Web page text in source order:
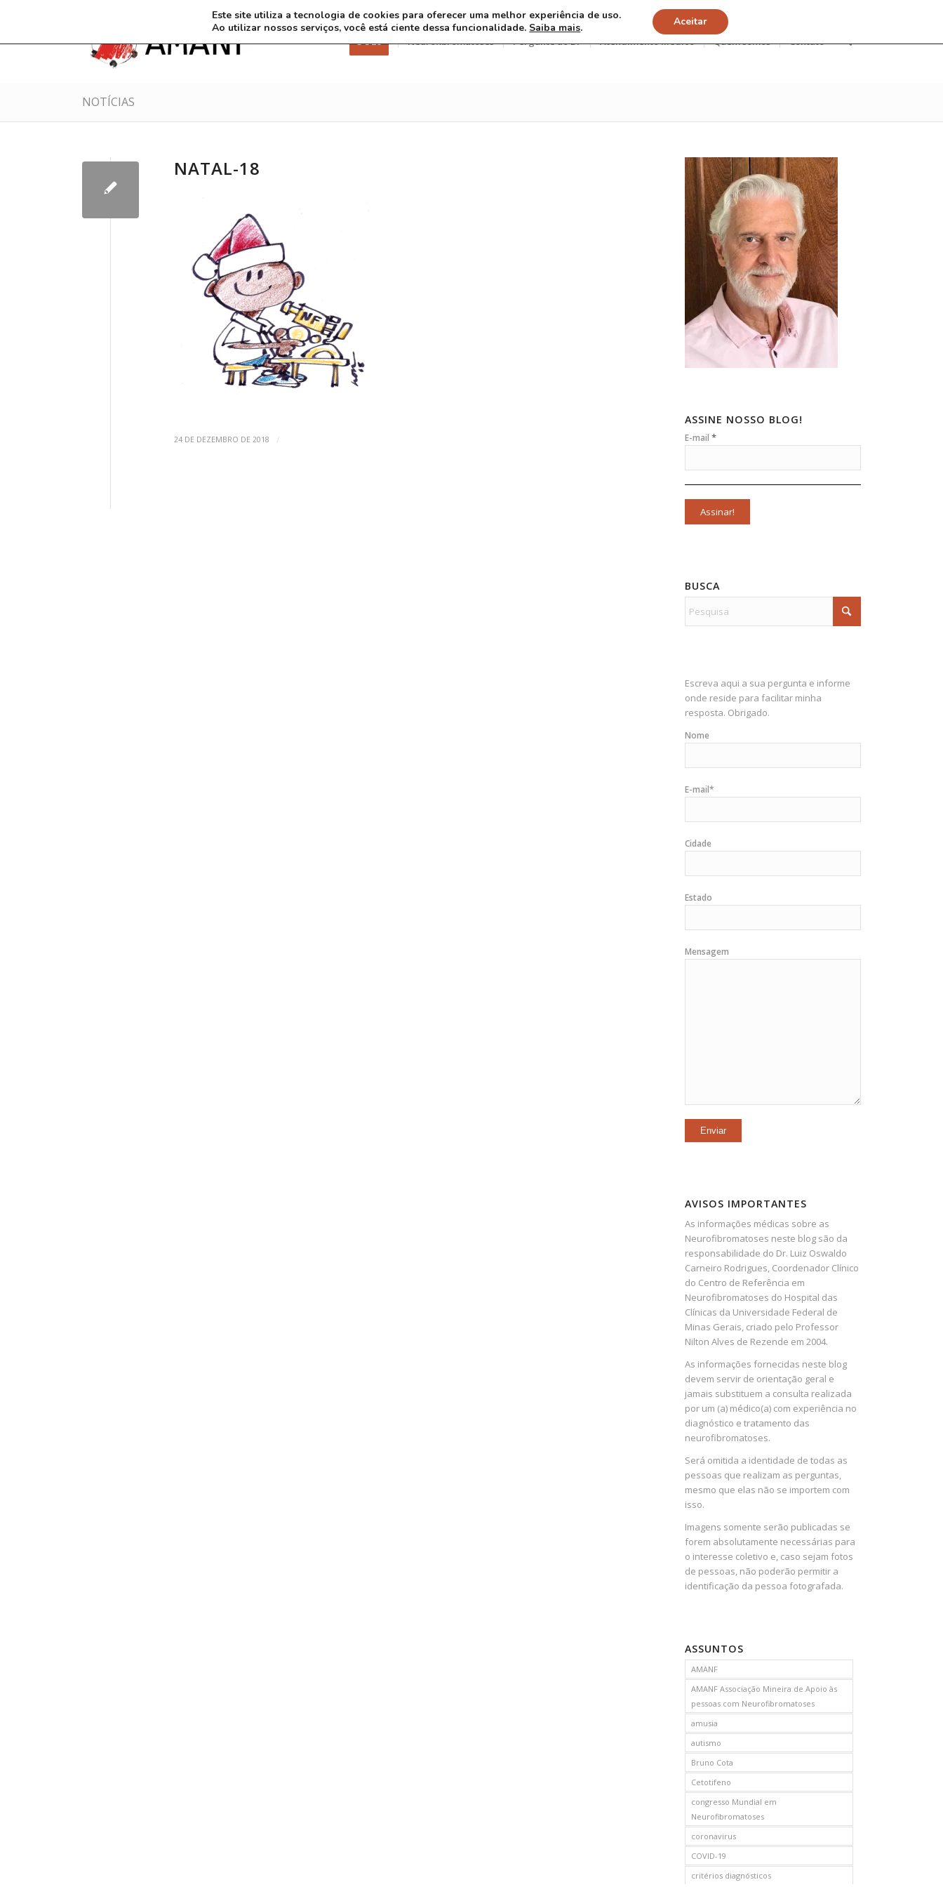
3 8 26 Neurofibromatoses Pergunte ao Dr Atendimento Médico Quem somos Contato
NOTÍCIAS
NATAL-18
24 DE DEZEMBRO DE 2018 /
ASSINE NOSSO BLOG!
E-mail*
BUSCA
Escreva aqui a sua pergunta e informe
onde reside para facilitar minha
resposta. Obrigado.
Nome
E-mail*
Cidade
Estado
Mensagem
AVISOS IMPORTANTES
As informações médicas sobre as
Neurofibromatoses neste blog são da
responsabilidade do Dr. Luiz Oswaldo
Carneiro Rodrigues, Coordenador Clínico
do Centro de Referência em
Neurofibromatoses do Hospital das
Clínicas da Universidade Federal de
Minas Gerais, criado pelo Professor
Nilton Alves de Rezende em 2004.
As informações fornecidas neste blog
devem servir de orientação geral e
jamais substituem a consulta realizada
por um (a) médico(a) com experiência no
diagnóstico e tratamento das
neurofibromatoses.
Será omitida a identidade de todas as
pessoas que realizam as perguntas,
mesmo que elas não se importem com
isso.
Imagens somente serão publicadas se
forem absolutamente necessárias para
o interesse coletivo e, caso sejam fotos
de pessoas, não poderão permitir a
identificação da pessoa fotografada.
ASSUNTOS
AMANF
AMANF Associação Mineira de Apoio às
pessoas com Neurofibromatoses
amusia
autismo
Bruno Cota
Cetotifeno
congresso Mundial em
Neurofibromatoses
coronavirus
COVID-19
critérios diagnósticos
Este site utiliza a tecnologia de cookies para oferecer uma melhor experiência de uso.
Ao utilizar nossos serviços, você está ciente dessa funcionalidade. Saiba mais. Aceitar